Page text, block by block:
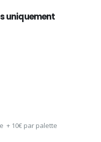
uniquement
+ 10€ par palette